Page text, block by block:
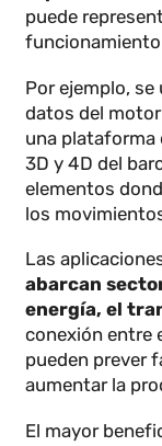
twin o
recoger los
puede
Por ejemplo,
datos del
una
3D y 4D del
elementos
los
Las
abarcan
conexión